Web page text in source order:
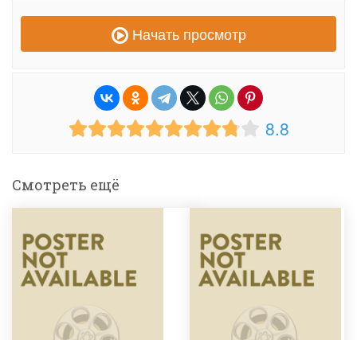
Начать просмотр
8.8
Смотреть ещё